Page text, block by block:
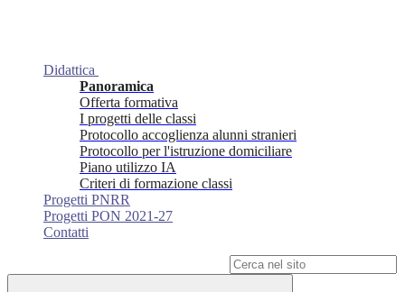
Didattica
Panoramica
Offerta formativa
I progetti delle classi
Protocollo accoglienza alunni stranieri
Protocollo per l'istruzione domiciliare
Piano utilizzo IA
Criteri di formazione classi
Progetti PNRR
Progetti PON 2021-27
Contatti